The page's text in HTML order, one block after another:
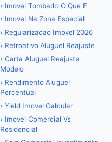
› Imovel Tombado O Que E
› Imovel Na Zona Especial
› Regularizacao Imovel 2026
› Retroativo Aluguel Reajuste
› Carta Aluguel Reajuste
Modelo
› Rendimento Aluguel
Percentual
› Yield Imovel Calcular
› Imovel Comercial Vs
Residencial